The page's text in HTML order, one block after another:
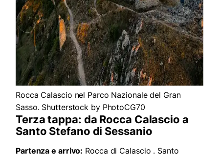
Rocca Calascio nel Parco Nazionale del Gran
Sasso. Shutterstock by PhotoCG70
Terza tappa: da Rocca Calascio a
Santo Stefano di Sessanio
Partenza e arrivo: Rocca di Calascio . Santo